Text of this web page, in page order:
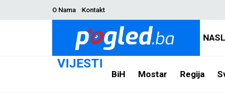
O Nama Kontakt
VIJESTI
BiH Mostar Regija